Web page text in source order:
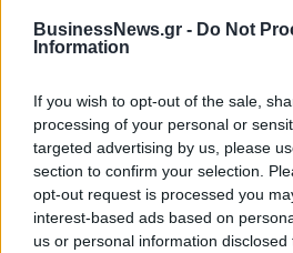
BusinessNews.gr - Do Not
Information
If you wish to opt-out of the sale,
processing of your personal or
targeted advertising by us, please
section to confirm your selection.
opt-out request is processed you
interest-based ads based on
us or personal information
HELLENiQ ENERGY: Κέρδη 393
Στα 734 εκατ. ευρώ τα EBITDA
Η Chery επενδύει 75 εκατ. δολάρια